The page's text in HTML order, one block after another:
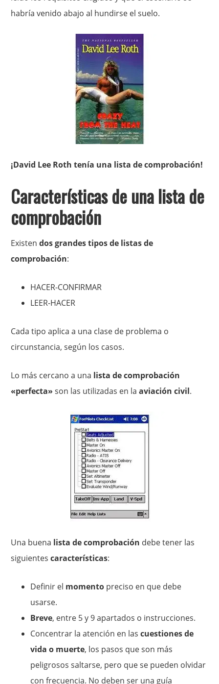
habría venido abajo al hundirse el suelo.
¡David Lee Roth tenía una lista de comprobación!
Características de una lista de
comprobación
Existendos grandes tipos de listas de
comprobación:
HACER-CONFIRMAR
LEER-HACER
Cada tipo aplica a una clase de problema o
circunstancia, según los casos.
Lo más cercano a una lista de comprobación
«perfecta» son las utilizadas en laaviación civil.
Una buena lista de comprobación debe tener las
siguientescaracterísticas:
Definir el momento preciso en que debe
usarse.
Breve, entre 5 y 9 apartados o instrucciones.
Concentrar la atención en las cuestiones de
vida o muerte, los pasos que son más
peligrosos saltarse, pero que se pueden olvidar
con frecuencia. No deben ser una guía